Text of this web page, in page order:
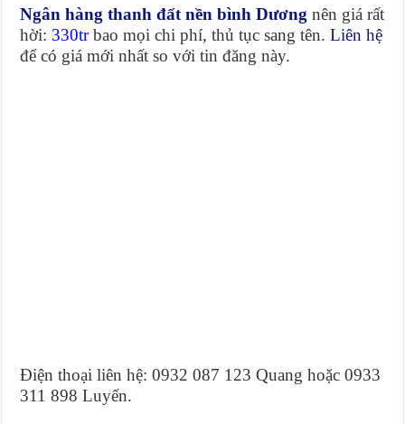
Ngân hàng thanh đất nền bình Dương nên giá rất
hời: 330trbao mọi chi phí, thủ tục sang tên.Liên hệ
để có giá mới nhất so với tin đăng này.
Điện thoại liên hệ: 0932 087 123 Quang hoặc 0933
311 898 Luyến.